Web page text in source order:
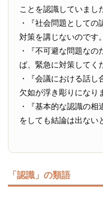
ことを認識していまし
・『社会問題として
対策を講じないのです
・『不可避な問題な
ば、緊急に対策してく
・『会議における話
欠如が浮き彫りになり
・『基本的な認識の
をしても結論は出ない
「認識」の類語